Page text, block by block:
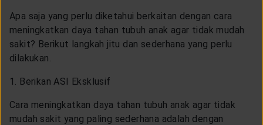
Apa saja yang perlu diketahui berkaitan dengan cara
meningkatkan daya tahan tubuh anak agar tidak mudah
sakit? Berikut langkah jitu dan sederhana yang perlu
dilakukan.
1. Berikan ASI Eksklusif
Cara meningkatkan daya tahan tubuh anak agar tidak
mudah sakit yang paling sederhana adalah dengan
EVENTS
KEAGENAN